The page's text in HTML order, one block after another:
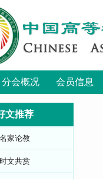
分会概况 会员信息
文推荐
名家论教
时文共赏